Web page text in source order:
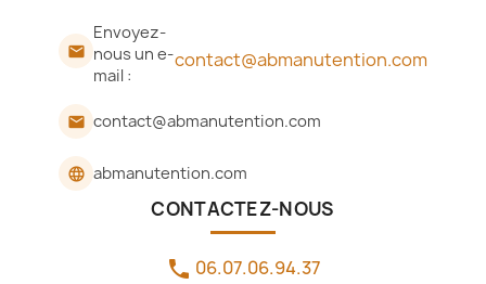

Envoyez-
nous un e-
mail :
contact@abmanutention.com
email contact@abmanutention.com
language abmanutention.com
CONTACTEZ-NOUS
phone 06.07.06.94.37